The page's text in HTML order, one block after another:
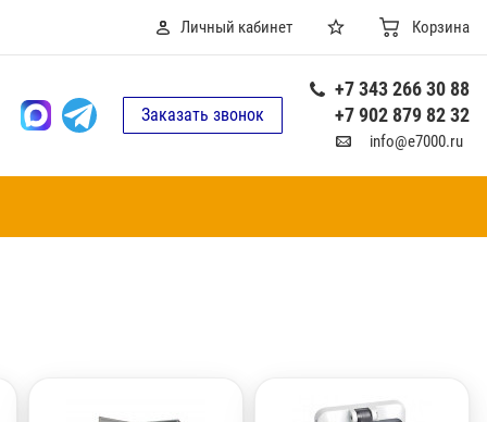
Личный кабинет Корзина
Заказать звонок
+7 343 266 30 88
+7 902 879 82 32
info@e7000.ru